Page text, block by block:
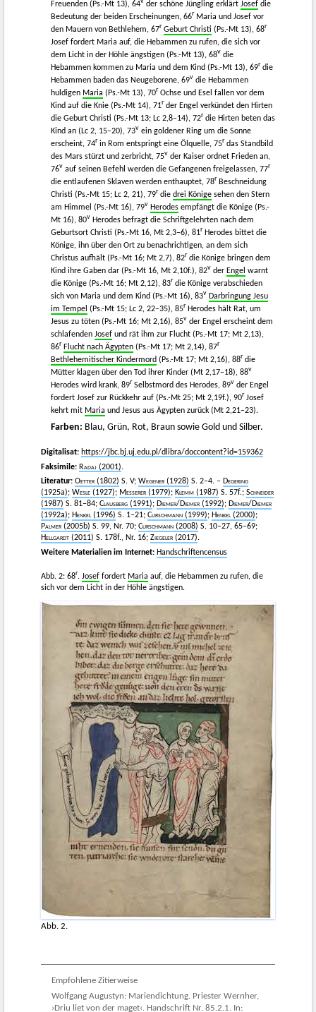
Freuenden (Ps.-Mt 13), 64
der schöne Jüngling erklärt Josef die
Bedeutung der beiden Erscheinungen, 66r Maria und Josef vor
den Mauern von Bethlehem, 67r Geburt Christi (Ps.-Mt 13), 68r
Josef fordert Maria auf, die Hebammen zu rufen, die sich vor
dem Licht in der Höhle ängstigen (Ps.-Mt 13), 68v die
Hebammen kommen zu Maria und dem Kind (Ps.-Mt 13), 69r die
Hebammen baden das Neugeborene, 69v die Hebammen
huldigen Maria (Ps.-Mt 13), 70r Ochse und Esel fallen vor dem
Kind auf die Knie (Ps.-Mt 14), 71r der Engel verkündet den Hirten
die Geburt Christi (Ps.-Mt 13; Lc 2,8–14), 72r die Hirten beten das
Kind an (Lc 2, 15–20), 73v ein goldener Ring um die Sonne
erscheint, 74r in Rom entspringt eine Ölquelle, 75r das Standbild
des Mars stürzt und zerbricht, 75v der Kaiser ordnet Frieden an,
76v auf seinen Befehl werden die Gefangenen freigelassen, 77r
die entlaufenen Sklaven werden enthauptet, 78r Beschneidung
Christi (Ps.-Mt 15; Lc 2, 21), 79r die drei Könige sehen den Stern
am Himmel (Ps.-Mt 16), 79v Herodes empfängt die Könige (Ps.-
Mt 16), 80v Herodes befragt die Schriftgelehrten nach dem
Geburtsort Christi (Ps.-Mt 16, Mt 2,3–6), 81r Herodes bittet die
Könige, ihn über den Ort zu benachrichtigen, an dem sich
Christus aufhält (Ps.-Mt 16; Mt 2,7), 82r die Könige bringen dem
Kind ihre Gaben dar (Ps.-Mt 16, Mt 2,10f.), 82v der Engel warnt
die Könige (Ps.-Mt 16; Mt 2,12), 83r die Könige verabschieden
sich von Maria und dem Kind (Ps.-Mt 16), 83v Darbringung Jesu
im Tempel (Ps.-Mt 15; Lc 2, 22–35), 85r Herodes hält Rat, um
Jesus zu töten (Ps.-Mt 16; Mt 2,16), 85v der Engel erscheint dem
schlafenden Josef und rät ihm zur Flucht (Ps.-Mt 17; Mt 2,13),
86r Flucht nach Ägypten (Ps.-Mt 17; Mt 2,14), 87r
Bethlehemitischer Kindermord (Ps.-Mt 17; Mt 2,16), 88r die
Mütter klagen über den Tod ihrer Kinder (Mt 2,17–18), 88v
Herodes wird krank, 89r Selbstmord des Herodes, 89v der Engel
fordert Josef zur Rückkehr auf (Ps.-Mt 25; Mt 2,19f.), 90r Josef
kehrt mit Maria und Jesus aus Ägypten zurück (Mt 2,21–23).
Farben: Blau, Grün, Rot, Braun sowie Gold und Silber.
Digitalisat: https://jbc.bj.uj.edu.pl/dlibra/doccontent?id=159362
Faksimile: Radaj (2001).
Literatur: Oetter (1802) S. V; Wegener (1928) S. 2–4. – Degering
(1925a); Wesle (1927); Messerer (1979); Klemm (1987) S. 57f.; Schneider
(1987) S. 81–84; Clausberg (1991); Diemer/ Diemer (1992); Diemer/ Diemer
(1992a); Henkel(1996) S. 1–21; Curschmann (1999); Henkel(2000);
Palmer (2005b) S. 99, Nr. 70; Curschmann (2008) S. 10–27, 65–69;
Hellgardt (2011) S. 178f., Nr. 16; Ziegeler (2017).
Weitere Materialien im Internet: Handschriftencensus
Abb. 2: 68r. Josef fordert Maria auf, die Hebammen zu rufen, die
sich vor dem Licht in der Höhle ängstigen.
Abb. 2.
Empfohlene Zitierweise
Wolfgang Augustyn: Mariendichtung. Priester Wernher,
›Driu liet von der maget‹. Handschrift Nr. 85.2.1. In: